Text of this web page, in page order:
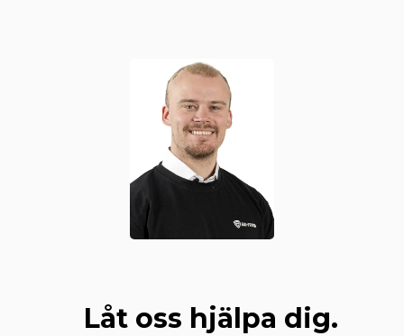
Låt oss hjälpa dig.